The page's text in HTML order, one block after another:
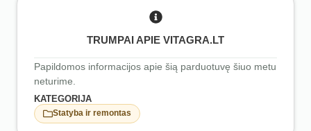
TRUMPAI APIE VITAGRA.LT
Papildomos informacijos apie šią parduotuvę šiuo metu
neturime.
KATEGORIJA
Statyba ir remontas